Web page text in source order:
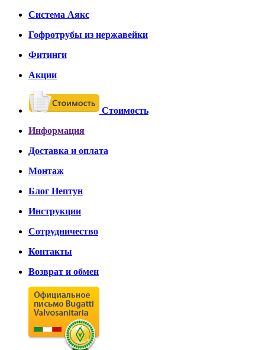
Система Аякс
Гофротрубы из нержавейки
Фитинги
Акции
Стоимость
Информация
Доставка и оплата
Монтаж
Блог Нептун
Инструкции
Сотрудничество
Контакты
Возврат и обмен